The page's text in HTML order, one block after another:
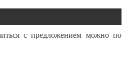
с предложением можно по